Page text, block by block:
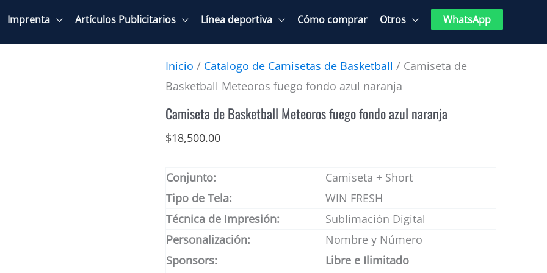
Imprenta Artículos Publicitarios Línea deportiva Cómo comprar Otros WhatsApp
Inicio / Catalogo de Camisetas de Basketball / Camiseta de
Basketball Meteoros fuego fondo azul naranja
Camiseta de Basketball Meteoros fuego fondo azul naranja
$18,500.00
Conjunto:
Camiseta + Short
Tipo de Tela:
WIN FRESH
Técnica de Impresión:
Sublimación Digital
Personalización:
Nombre y Número
Sponsors:
Libre e Ilimitado